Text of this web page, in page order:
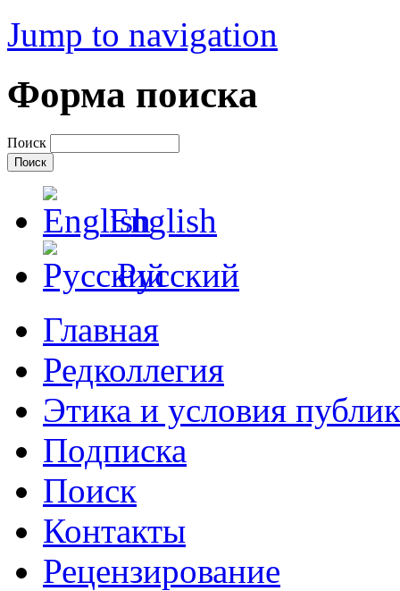
Jump to navigation
Форма поиска
Поиск
English
Русский
Главная
Редколлегия
Этика и условия
Подписка
Поиск
Контакты
Рецензирование